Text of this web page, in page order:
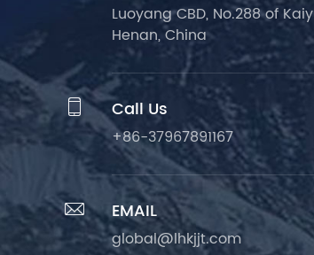
Luoyang CBD, No.288 of
Henan, China
 Call Us
+86-37967891167
 EMAIL
global@lhkjjt.com